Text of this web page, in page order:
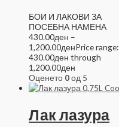
БОИ И ЛАКОВИ ЗА
ПОСЕБНА НАМЕНА
430.00ден –
1,200.00денPrice range:
430.00ден through
1,200.00ден
Оценето 0од 5
Лак лазура